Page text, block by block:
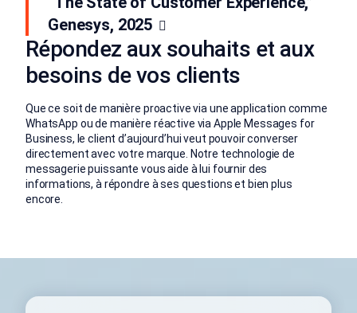
Genesys, 2025
Répondez aux souhaits et aux
besoins de vos clients
Que ce soit de manière proactive via une application comme
WhatsApp ou de manière réactive via Apple Messages for
Business, le client d’aujourd’hui veut pouvoir converser
directement avec votre marque. Notre technologie de
messagerie puissante vous aide à lui fournir des
informations, à répondre à ses questions et bien plus
encore.